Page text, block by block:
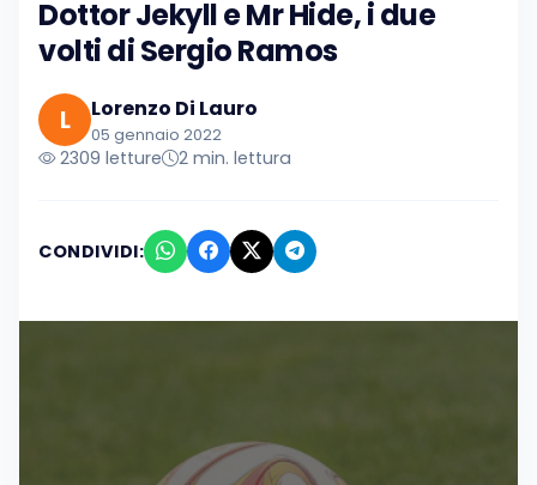
Dottor Jekyll e Mr Hide, i due
volti di Sergio Ramos
L Lorenzo Di Lauro
05 gennaio 2022
2309 letture 2 min. lettura
CONDIVIDI: